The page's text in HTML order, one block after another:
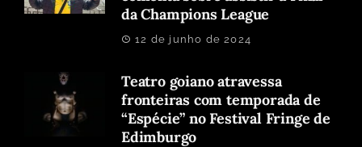
da Champions League
12 de junho de 2024
Teatro goiano atravessa
fronteiras com temporada de
“Espécie” no Festival Fringe de
Edimburgo